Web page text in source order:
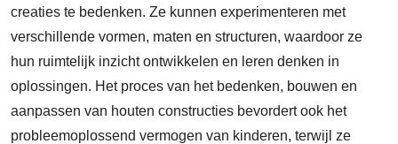
creaties te bedenken. Ze kunnen experimenteren met
verschillende vormen, maten en structuren, waardoor ze
hun ruimtelijk inzicht ontwikkelen en leren denken in
oplossingen. Het proces van het bedenken, bouwen en
aanpassen van houten constructies bevordert ook het
probleemoplossend vermogen van kinderen, terwijl ze